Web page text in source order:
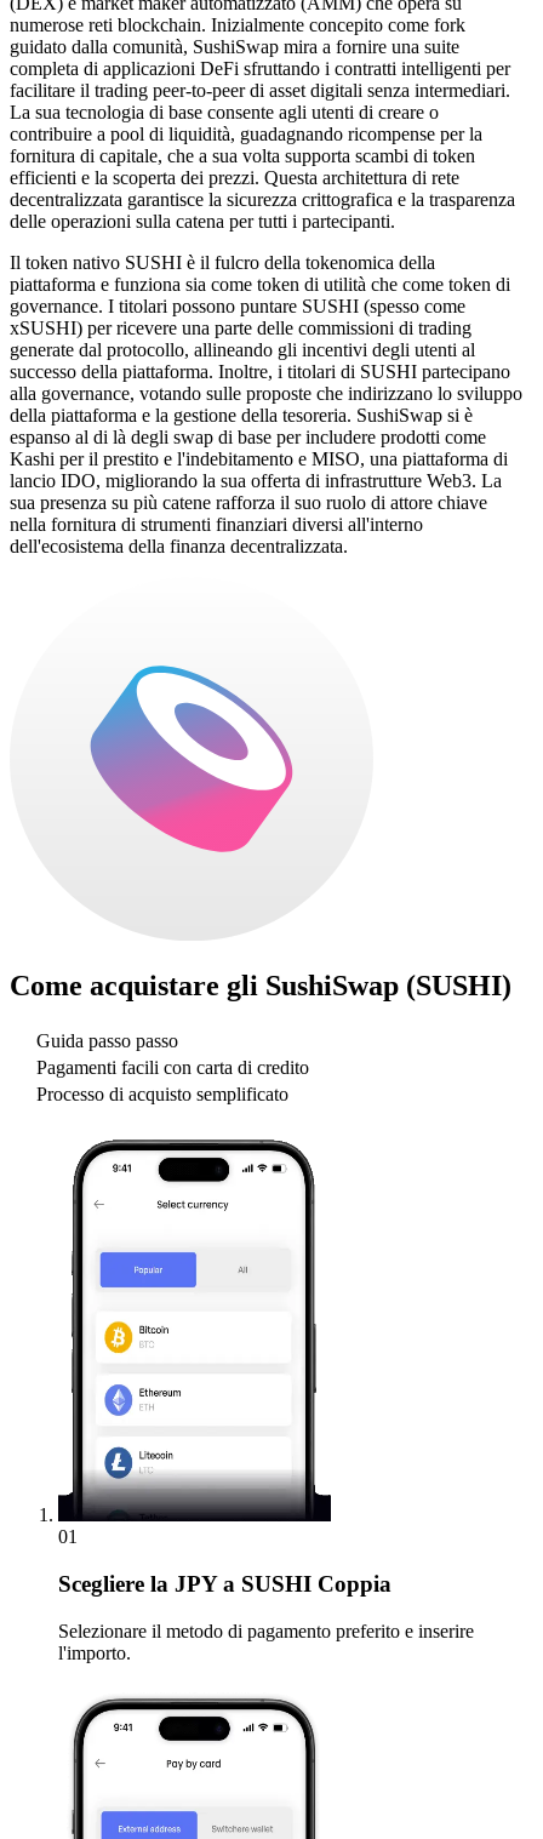
numerose reti blockchain. Inizialmente concepito come fork
guidato dalla comunità, SushiSwap mira a fornire una suite
completa di applicazioni DeFi sfruttando i contratti intelligenti per
facilitare il trading peer-to-peer di asset digitali senza intermediari.
La sua tecnologia di base consente agli utenti di creare o
contribuire a pool di liquidità, guadagnando ricompense per la
fornitura di capitale, che a sua volta supporta scambi di token
efficienti e la scoperta dei prezzi. Questa architettura di rete
decentralizzata garantisce la sicurezza crittografica e la trasparenza
delle operazioni sulla catena per tutti i partecipanti.
Il token nativo SUSHI è il fulcro della tokenomica della
piattaforma e funziona sia come token di utilità che come token di
governance. I titolari possono puntare SUSHI (spesso come
xSUSHI) per ricevere una parte delle commissioni di trading
generate dal protocollo, allineando gli incentivi degli utenti al
successo della piattaforma. Inoltre, i titolari di SUSHI partecipano
alla governance, votando sulle proposte che indirizzano lo sviluppo
della piattaforma e la gestione della tesoreria. SushiSwap si è
espanso al di là degli swap di base per includere prodotti come
Kashi per il prestito e l'indebitamento e MISO, una piattaforma di
lancio IDO, migliorando la sua offerta di infrastrutture Web3. La
sua presenza su più catene rafforza il suo ruolo di attore chiave
nella fornitura di strumenti finanziari diversi all'interno
dell'ecosistema della finanza decentralizzata.
Come acquistare gli SushiSwap (SUSHI)
Guida passo passo
Pagamenti facili con carta di credito
Processo di acquisto semplificato
01
Scegliere la JPY a SUSHI Coppia
Selezionare il metodo di pagamento preferito e inserire
l'importo.